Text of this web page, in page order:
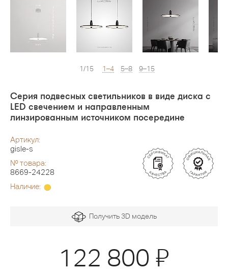
1/15 1–4 5–8 9–15
Серия подвесных светильников в виде диска с
LED свечением и направленным
линзированным источником посередине
Артикул:
gisle-s
№ товара:
8669-24228
Наличие:
Получить 3D модель
122 800 Я